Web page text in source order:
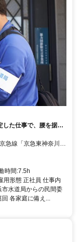
した仕事で、腰を据え
急線「京急東神奈川
時間:7.5h
用形態 正社員 仕事内
水道局からの民間委
各家庭に備え...